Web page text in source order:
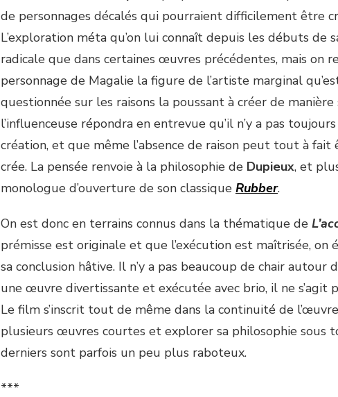
de personnages décalés qui pourraient difficilement être
L’exploration méta qu’on lui connaît depuis les débuts de
radicale que dans certaines œuvres précédentes, mais on
personnage de Magalie la figure de l’artiste marginal
questionnée sur les raisons la poussant à créer de
l’influenceuse répondra en entrevue qu’il n’y a pas
création, et que même l’absence de raison peut tout à
crée. La pensée renvoie à la philosophie de Dupieux, et
monologue d’ouverture de son classique Rubber.
On est donc en terrains connus dans la thématique de
prémisse est originale et que l’exécution est maîtrisée, on
sa conclusion hâtive. Il n’y a pas beaucoup de chair autour
une œuvre divertissante et exécutée avec brio, il ne s’agit
Le film s’inscrit tout de même dans la continuité de
plusieurs œuvres courtes et explorer sa philosophie sous
derniers sont parfois un peu plus raboteux.
***